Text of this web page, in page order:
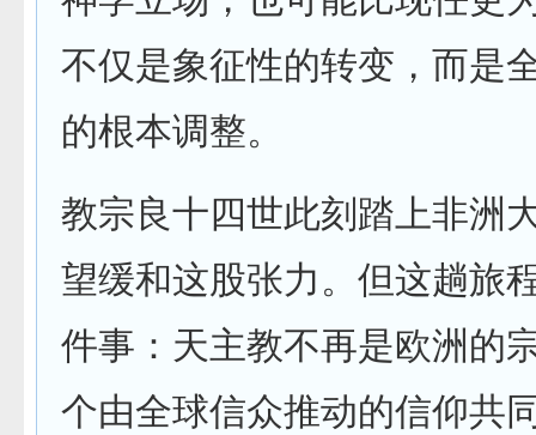
不仅是象征性的转变，而是
的根本调整。
教宗良十四世此刻踏上非洲
望缓和这股张力。但这趟旅
件事：天主教不再是欧洲的
个由全球信众推动的信仰共